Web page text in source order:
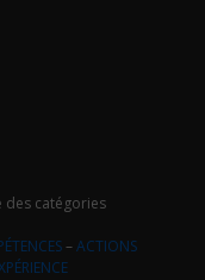
des catégories
–ACTIONS